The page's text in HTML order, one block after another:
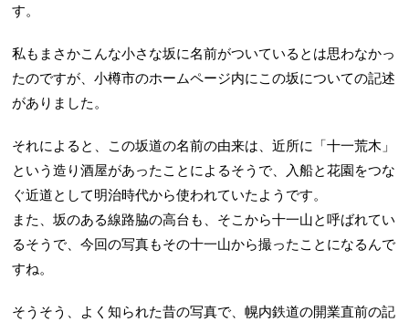
す。
私もまさかこんな小さな坂に名前がついているとは思わなかっ
たのですが、小樽市のホームページ内にこの坂についての記述
がありました。
それによると、この坂道の名前の由来は、近所に「十一荒木」
という造り酒屋があったことによるそうで、入船と花園をつな
ぐ近道として明治時代から使われていたようです。
また、坂のある線路脇の高台も、そこから十一山と呼ばれてい
るそうで、今回の写真もその十一山から撮ったことになるんで
すね。
そうそう、よく知られた昔の写真で、幌内鉄道の開業直前の記